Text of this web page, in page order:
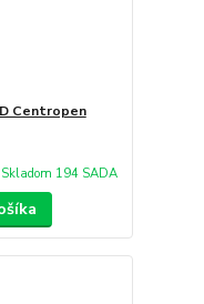
Centropen
Skladom 194 SADA